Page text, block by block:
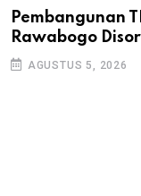
Pembangunan
Rawabogo
AGUSTUS 5, 2026